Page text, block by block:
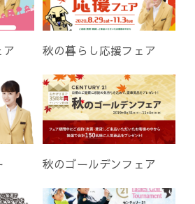
ア 秋の暮らし応援フェア
秋のゴールデンフェア